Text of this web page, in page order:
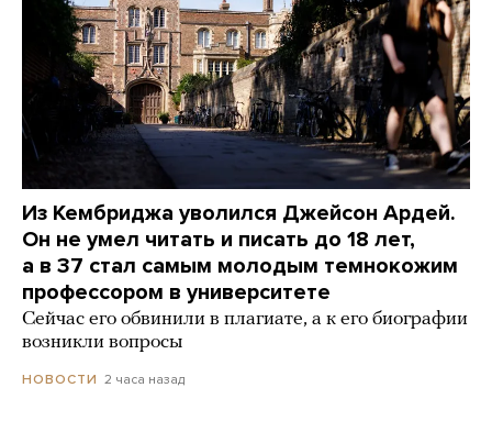
Из Кембриджа уволился Джейсон Ардей.
Он не умел читать и писать до 18 лет,
а в 37 стал самым молодым темнокожим
профессором в университете
Сейчас его обвинили в плагиате, а к его биографии
возникли вопросы
НОВОСТИ 2 часа назад